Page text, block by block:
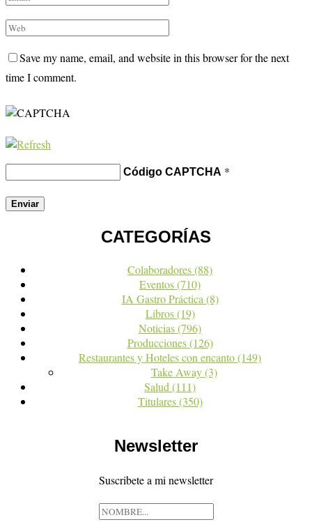
Save my name, email, and website in this browser for the next
time I comment.
Código CAPTCHA *
CATEGORÍAS
Colaboradores(88)
Eventos(710)
IA Gastro Práctica (8)
Libros(19)
Noticias(796)
Producciones(126)
Restaurantes y Hoteles con encanto(149)
Take Away(3)
Salud (111)
Titulares(350)
Newsletter
Suscribete a mi newsletter